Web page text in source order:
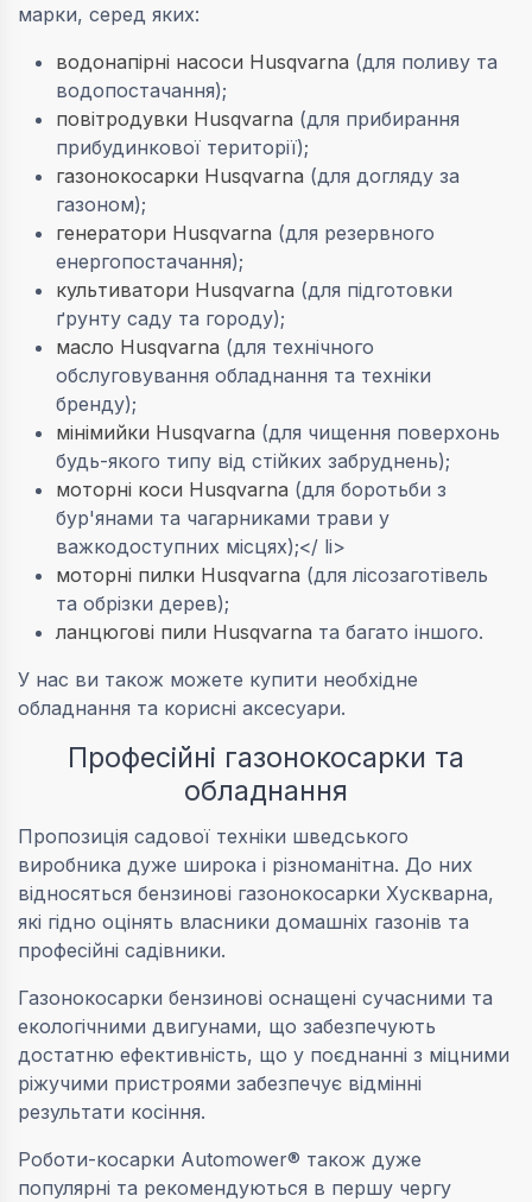
марки, серед яких:
водонапірні насоси Husqvarna (для поливу та
водопостачання);
повітродувки Husqvarna (для прибирання
прибудинкової території);
газонокосарки Husqvarna (для догляду за
газоном);
генератори Husqvarna (для резервного
енергопостачання);
культиватори Husqvarna (для підготовки
ґрунту саду та городу);
масло Husqvarna (для технічного
обслуговування обладнання та техніки
бренду);
мінімийки Husqvarna (для чищення поверхонь
будь-якого типу від стійких забруднень);
моторні коси Husqvarna (для боротьби з
бур'янами та чагарниками трави у
важкодоступних місцях);</ li>
моторні пилки Husqvarna (для лісозаготівель
та обрізки дерев);
ланцюгові пили Husqvarna та багато іншого.
У нас ви також можете купити необхідне
обладнання та корисні аксесуари.
Професійні газонокосарки та
обладнання
Пропозиція садової техніки шведського
виробника дуже широка і різноманітна. До них
відносяться бензинові газонокосарки Хускварна,
які гідно оцінять власники домашніх газонів та
професійні садівники.
Газонокосарки бензинові оснащені сучасними та
екологічними двигунами, що забезпечують
достатню ефективність, що у поєднанні з міцними
ріжучими пристроями забезпечує відмінні
результати косіння.
Роботи-косарки Automower® також дуже
популярні та рекомендуються в першу чергу